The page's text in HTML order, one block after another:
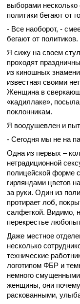
выборами несколько
политики бегают от
- Все наоборот, -
бегают от политиков.
Я сижу на своем
проходят
из киношных
известная своими
Женщина в
«кадиллаке»,
поклонникам.
Я воодушевлен и
- Сегодня мы не на
Одна из первых –
нетрадиционной
полицейской форме
гирляндами цветов
за руки. Один из
протирает лоб,
салфеткой. Видимо,
перекрестье
Даже местное
несколько
технические
логотипом ФБР и
немного
женщины, они
раскованными,